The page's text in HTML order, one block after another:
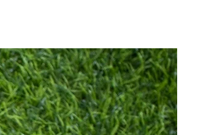
26 40.5
26.5 41
27 42